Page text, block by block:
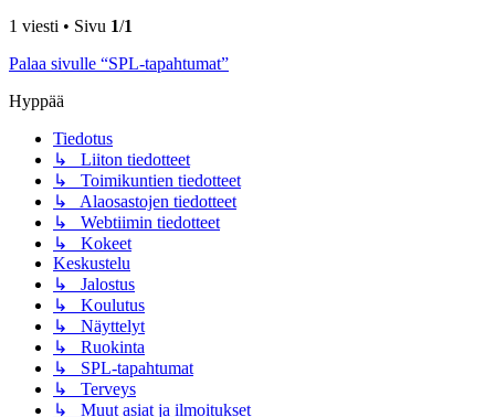
1 viesti • Sivu 1/1
Palaa sivulle “SPL-tapahtumat”
Hyppää
Tiedotus
↳ Liiton tiedotteet
↳ Toimikuntien tiedotteet
↳ Alaosastojen tiedotteet
↳ Webtiimin tiedotteet
↳ Kokeet
Keskustelu
↳ Jalostus
↳ Koulutus
↳ Näyttelyt
↳ Ruokinta
↳ SPL-tapahtumat
↳ Terveys
↳ Muut asiat ja ilmoitukset